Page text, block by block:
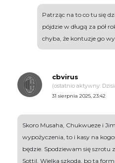
Patrząc na to co tu się
pójdzie w długą za pół
chyba, że kontuzje go
cbvirus
(ostatnio aktywny:
31 sierpnia 2025, 23:42
Skoro Musaha, Chukwueze i
wypożyczenia, to i kasy na
będzie. Spodziewam się szrotu
Sottil. Wielka szkoda, bo ta